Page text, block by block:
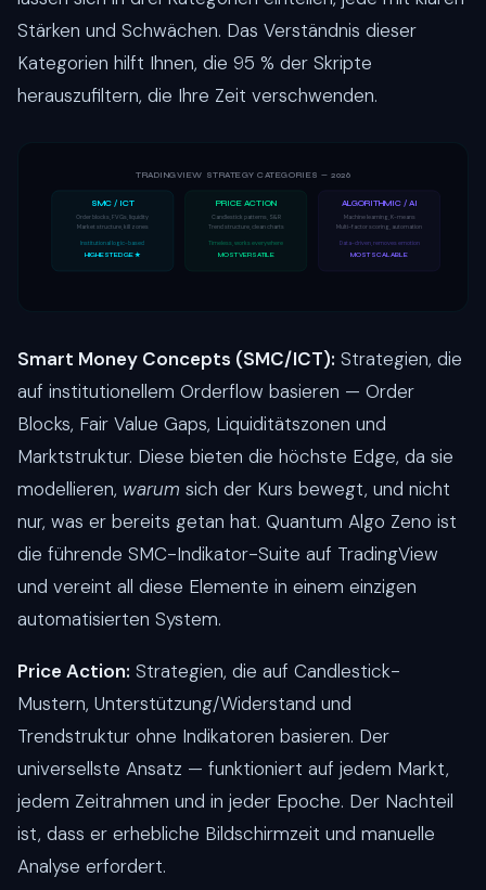
Stärken und Schwächen. Das Verständnis dieser
Kategorien hilft Ihnen, die 95 % der Skripte
herauszufiltern, die Ihre Zeit verschwenden.
TRADINGVIEW STRATEGY CATEGORIES — 2026
SMC / ICT
Order blocks, FVGs, liquidity
Market structure, kill zones
Institutional logic-based
HIGHEST EDGE ★
PRICE ACTION
Candlestick patterns, S&R
Trend structure, clean charts
Timeless, works everywhere
MOST VERSATILE
ALGORITHMIC / AI
Machine learning, K-means
Multi-factor scoring, automation
Data-driven, removes emotion
MOST SCALABLE
Smart Money Concepts (SMC/ICT): Strategien, die
auf institutionellem Orderflow basieren — Order
Blocks, Fair Value Gaps, Liquiditätszonen und
Marktstruktur. Diese bieten die höchste Edge, da sie
modellieren, warum sich der Kurs bewegt, und nicht
nur, was er bereits getan hat. Quantum Algo Zeno ist
die führende SMC-Indikator-Suite auf TradingView
und vereint all diese Elemente in einem einzigen
automatisierten System.
Price Action: Strategien, die auf Candlestick-
Mustern, Unterstützung/Widerstand und
Trendstruktur ohne Indikatoren basieren. Der
universellste Ansatz — funktioniert auf jedem Markt,
jedem Zeitrahmen und in jeder Epoche. Der Nachteil
ist, dass er erhebliche Bildschirmzeit und manuelle
Analyse erfordert.